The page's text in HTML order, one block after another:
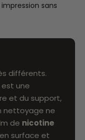
sans
différents.
une
et du support,
nettoyage ne
de nicotine
surface et